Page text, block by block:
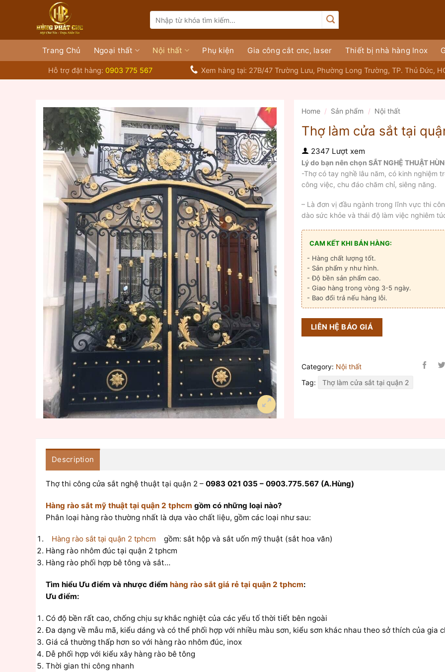
dung
for:
Trang Chủ Ngoại thất Nội thất Phụ kiện Gia công cắt cnc, laser Thiết bị nhà hàng Inox
Hỗ trợ đặt hàng: 0903 775 567 Xem hàng tại: 27B/47 Trường Lưu, Phường Long Trường, TP. Thủ Đức,
Home / Sản phẩm / Nội thất
Thợ làm cửa sắt tại
2347 Lượt xem
Lý do bạn nên chọn SẮT NGHỆ THUẬT
-Thợ có tay nghề lâu năm, có kinh nghiệm
công việc, chu đáo chăm chỉ, siêng năng.
– Là đơn vị đầu ngành trong lĩnh vực thi
dào sức khỏe và thái độ làm việc nghiêm
CAM KẾT KHI BÁN HÀNG:
- Hàng chất lượng tốt.
- Sản phẩm y như hình.
- Độ bền sản phẩm cao.
- Giao hàng trong vòng 3-5 ngày.
- Bao đổi trả nếu hàng lỗi.
LIÊN HỆ BÁO GIÁ
Category: Nội thất
Tag:
Thợ làm cửa sắt tại quận 2
Description
Thợ thi công cửa sắt nghệ thuật tại quận 2 – 0983 021 035 – 0903.775.567 (A.Hùng)
Hàng rào sắt mỹ thuật tại quận 2 tphcm gồm có những loại nào?
Phân loại hàng rào thường nhất là dựa vào chất liệu, gồm các loại như sau:
Hàng rào sắt tại quận 2 tphcm
gồm: sắt hộp và sắt uốn mỹ thuật (sắt hoa văn)
Hàng rào nhôm đúc tại quận 2 tphcm
Hàng rào phối hợp bê tông và sắt…
Tìm hiểu Ưu điểm và nhược điểm hàng rào sắt giá rẻ tại quận 2 tphcm:
Ưu điểm:
Có độ bền rất cao, chống chịu sự khắc nghiệt của các yếu tố thời tiết bên ngoài
Đa dạng về mẫu mã, kiểu dáng và có thể phối hợp với nhiều màu sơn, kiểu sơn khác nhau theo sở thích của gia
Giá cả thường thấp hơn so với hàng rào nhôm đúc, inox
Dễ phối hợp với kiểu xây hàng rào bê tông
Thời gian thi công nhanh